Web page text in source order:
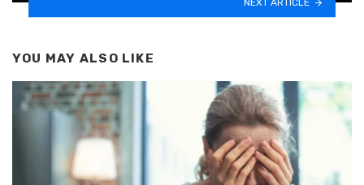
YOU MAY ALSO LIKE